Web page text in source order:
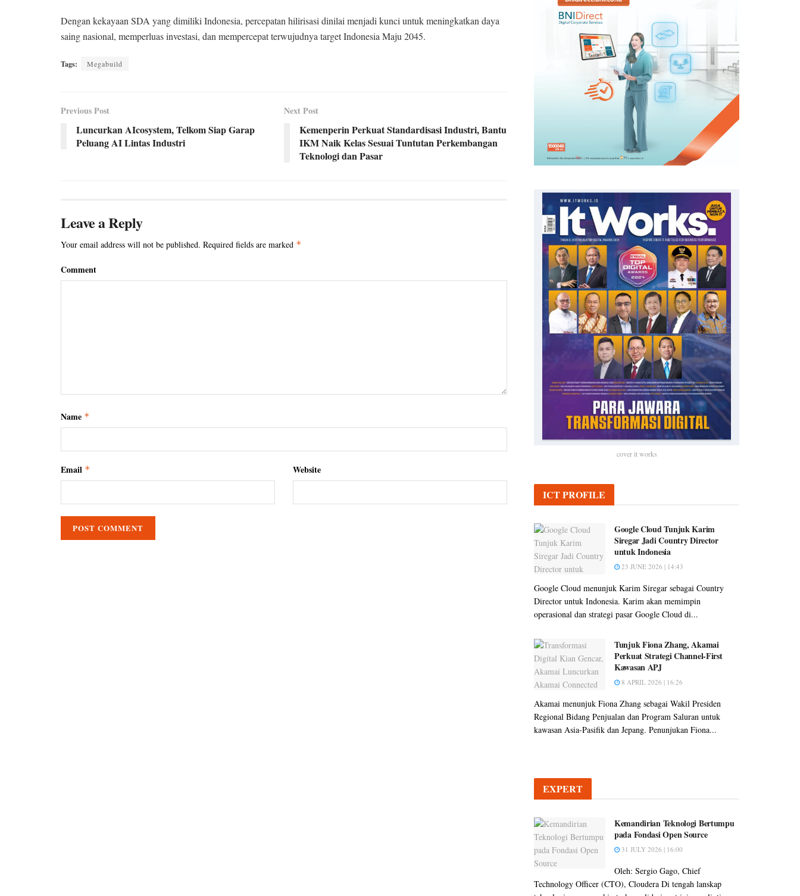
Dengan kekayaan SDA yang dimiliki Indonesia, percepatan hilirisasi dinilai menjadi kunci untuk meningkatkan daya
saing nasional, memperluas investasi, dan mempercepat terwujudnya target Indonesia Maju 2045.
Tags: Megabuild
Previous Post
Luncurkan AIcosystem, Telkom Siap Garap
Peluang AI Lintas Industri
Next Post
Kemenperin Perkuat Standardisasi Industri, Bantu
IKM Naik Kelas Sesuai Tuntutan Perkembangan
Teknologi dan Pasar
Leave a Reply
Your email address will not be published. Required fields are marked *
Comment
Name *
Email * Website
cover it works
ICT PROFILE
Google Cloud Tunjuk Karim
Siregar Jadi Country Director
untuk Indonesia
23 JUNE 2026 | 14:43
Google Cloud menunjuk Karim Siregar sebagai Country
Director untuk Indonesia. Karim akan memimpin
operasional dan strategi pasar Google Cloud di...
Tunjuk Fiona Zhang, Akamai
Perkuat Strategi Channel-First
Kawasan APJ
8 APRIL 2026 | 16:26
Akamai menunjuk Fiona Zhang sebagai Wakil Presiden
Regional Bidang Penjualan dan Program Saluran untuk
kawasan Asia-Pasifik dan Jepang. Penunjukan Fiona...
EXPERT
Kemandirian Teknologi Bertumpu
pada Fondasi Open Source
31 JULY 2026 | 16:00
Oleh: Sergio Gago, Chief
Technology Officer (CTO), Cloudera Di tengah lanskap